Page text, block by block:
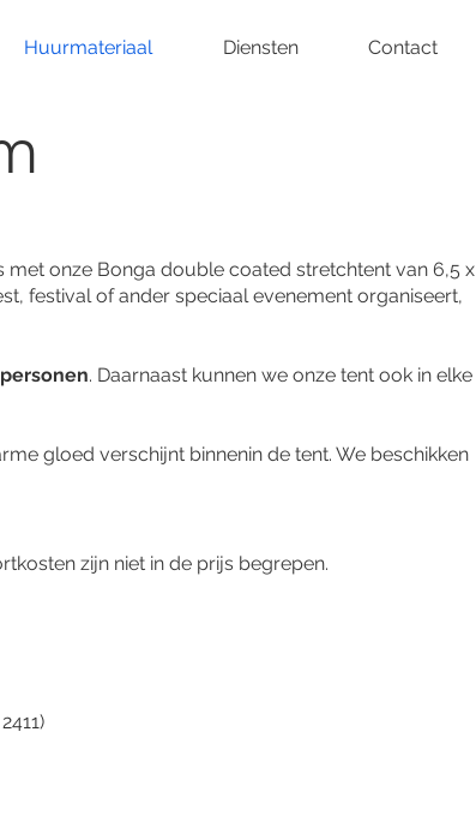
Huurmateriaal Diensten Contact
met onze Bonga double coated stretchtent van 6,5 x
festival of ander speciaal evenement organiseert,
. Daarnaast kunnen we onze tent ook in elke
gloed verschijnt binnenin de tent. We beschikken
zijn niet in de prijs begrepen.